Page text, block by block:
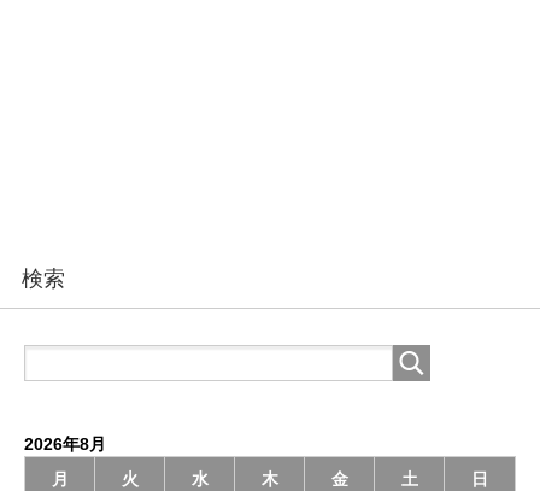
検索
2026年8月
月
火 水 木 金 土 日